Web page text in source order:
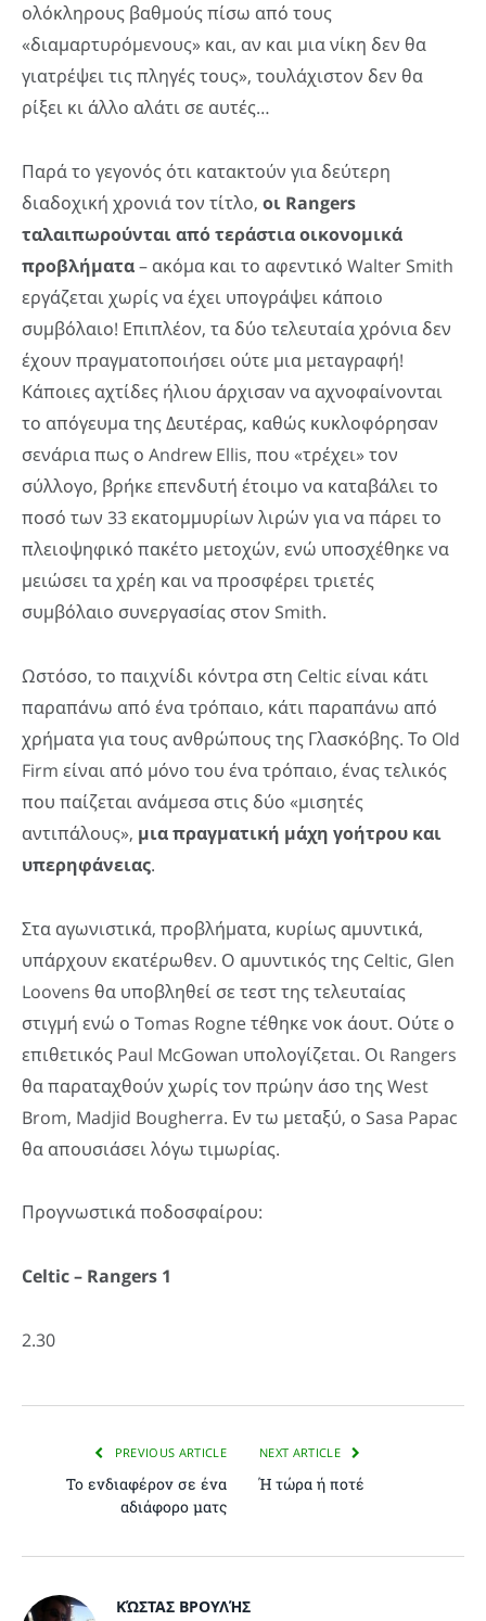
ολόκληρους βαθμούς πίσω από τους
«διαμαρτυρόμενους» και, αν και μια νίκη δεν θα
γιατρέψει τις πληγές τους», τουλάχιστον δεν θα
ρίξει κι άλλο αλάτι σε αυτές…
Παρά το γεγονός ότι κατακτούν για δεύτερη
διαδοχική χρονιά τον τίτλο, οι Rangers
ταλαιπωρούνται από τεράστια οικονομικά
προβλήματα– ακόμα και το αφεντικό Walter Smith
εργάζεται χωρίς να έχει υπογράψει κάποιο
συμβόλαιο! Επιπλέον, τα δύο τελευταία χρόνια δεν
έχουν πραγματοποιήσει ούτε μια μεταγραφή!
Κάποιες αχτίδες ήλιου άρχισαν να αχνοφαίνονται
το απόγευμα της Δευτέρας, καθώς κυκλοφόρησαν
σενάρια πως ο Andrew Ellis, που «τρέχει» τον
σύλλογο, βρήκε επενδυτή έτοιμο να καταβάλει το
ποσό των 33 εκατομμυρίων λιρών για να πάρει το
πλειοψηφικό πακέτο μετοχών, ενώ υποσχέθηκε να
μειώσει τα χρέη και να προσφέρει τριετές
συμβόλαιο συνεργασίας στον Smith.
Ωστόσο, το παιχνίδι κόντρα στη Celtic είναι κάτι
παραπάνω από ένα τρόπαιο, κάτι παραπάνω από
χρήματα για τους ανθρώπους της Γλασκόβης. Το Old
Firm είναι από μόνο του ένα τρόπαιο, ένας τελικός
που παίζεται ανάμεσα στις δύο «μισητές
αντιπάλους», μια πραγματική μάχη γοήτρου και
υπερηφάνειας.
Στα αγωνιστικά, προβλήματα, κυρίως αμυντικά,
υπάρχουν εκατέρωθεν. Ο αμυντικός της Celtic, Glen
Loovens θα υποβληθεί σε τεστ της τελευταίας
στιγμή ενώ ο Tomas Rogne τέθηκε νοκ άουτ. Ούτε ο
επιθετικός Paul McGowan υπολογίζεται. Οι Rangers
θα παραταχθούν χωρίς τον πρώην άσο της West
Brom, Madjid Bougherra. Εν τω μεταξύ, ο Sasa Papac
θα απουσιάσει λόγω τιμωρίας.
Προγνωστικά ποδοσφαίρου:
Celtic – Rangers 1
2.30
PREVIOUS ARTICLE
Το ενδιαφέρον σε ένα
αδιάφορο ματς
NEXT ARTICLE
Ή τώρα ή ποτέ
ΚΏΣΤΑΣ ΒΡΟΥΛΉΣ